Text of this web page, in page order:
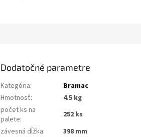
Dodatočné parametre
Kategória:
Bramac
Hmotnosť:
4.5 kg
počet ks na
palete:
252 ks
závesná dĺžka:
398 mm